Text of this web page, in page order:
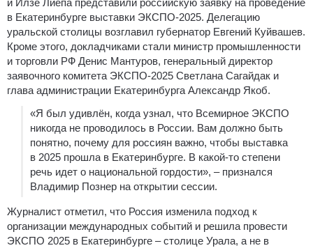
в Екатеринбурге выставки ЭКСПО-2025. Делегацию
уральской столицы возглавил губернатор Евгений Куйвашев.
Кроме этого, докладчиками стали министр промышленности
и торговли РФ Денис Мантуров, генеральный директор
заявочного комитета ЭКСПО-2025 Светлана Сагайдак и
глава администрации Екатеринбурга Александр Якоб.
«Я был удивлён, когда узнал, что Всемирное ЭКСПО
никогда не проводилось в России. Вам должно быть
понятно, почему для россиян важно, чтобы выставка
в 2025 прошла в Екатеринбурге. В какой-то степени
речь идет о национальной гордости», – признался
Владимир Познер на открытии сессии.
Журналист отметил, что Россия изменила подход к
организации международных событий и решила провести
ЭКСПО 2025 в Екатеринбурге – столице Урала, а не в